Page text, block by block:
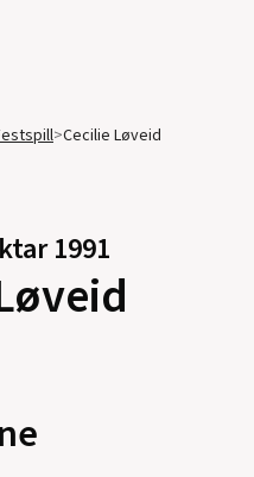
>Cecilie Løveid
1991